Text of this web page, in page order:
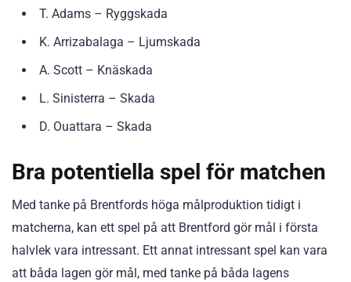
T. Adams – Ryggskada
K. Arrizabalaga – Ljumskada
A. Scott – Knäskada
L. Sinisterra – Skada
D. Ouattara – Skada
Bra potentiella spel för matchen
Med tanke på Brentfords höga målproduktion tidigt i
matcherna, kan ett spel på att Brentford gör mål i första
halvlek vara intressant. Ett annat intressant spel kan vara
att båda lagen gör mål, med tanke på båda lagens